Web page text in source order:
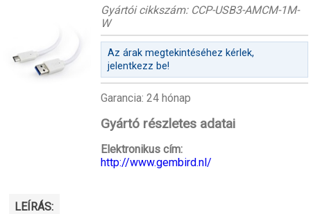
Gyártói cikkszám: CCP-USB3-AMCM-1M-
W
Az árak megtekintéséhez kérlek,
jelentkezz be!
Garancia: 24 hónap
Gyártó részletes adatai
Elektronikus cím:
http://www.gembird.nl/
LEÍRÁS: